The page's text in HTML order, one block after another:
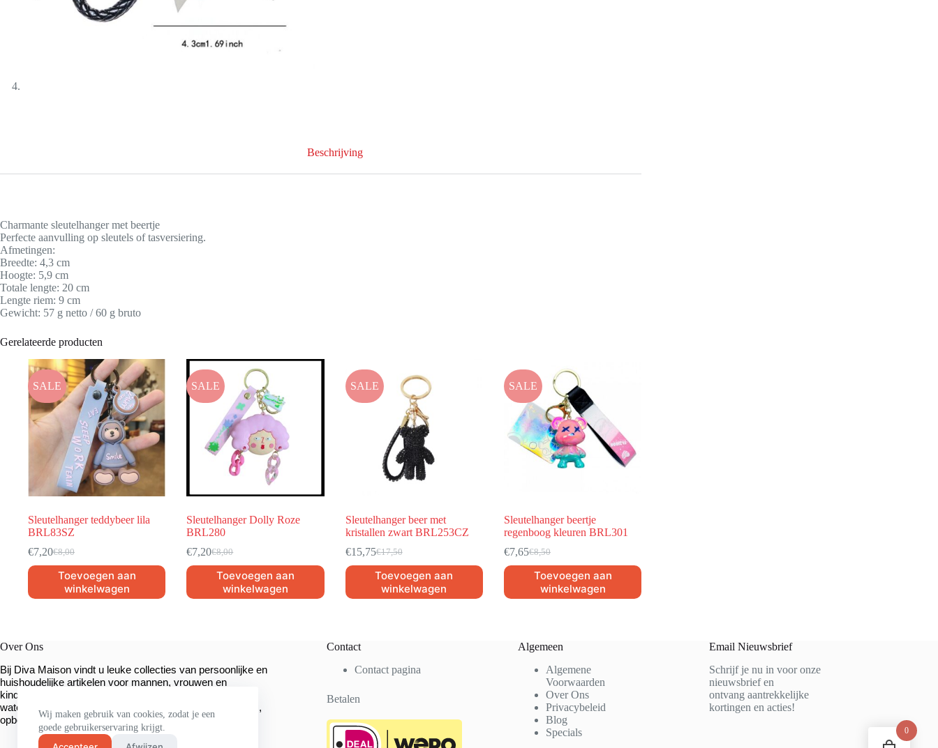
Wij maken gebruik van cookies, zodat je een
goede gebruikerservaring krijgt.
Beschrijving
Charmante sleutelhanger met beertje
Perfecte aanvulling op sleutels of tasversiering.
Afmetingen:
Breedte: 4,3 cm
Hoogte: 5,9 cm
Totale lengte: 20 cm
Lengte riem: 9 cm
Gewicht: 57 g netto / 60 g bruto
Gerelateerde producten
SALE
Sleutelhanger teddybeer lila
BRL83SZ
€8,00
€7,20
Toevoegen aan
winkelwagen
SALE
Sleutelhanger Dolly Roze
BRL280
€8,00
€7,20
Toevoegen aan
winkelwagen
SALE
Sleutelhanger beer met
kristallen zwart BRL253CZ
€17,50
€15,75
Toevoegen aan
winkelwagen
SALE
Sleutelhanger beertje
regenboog kleuren BRL301
€8,50
€7,65
Toevoegen aan
winkelwagen
Over Ons
Bij Diva Maison vindt u leuke collecties van persoonlijke en
huishoudelijke artikelen voor mannen, vrouwen en
kinderen. We hebben een breed assortiment sieraden,
waterflessen, mokken, unieke sleutelhangers, organizers,
opbergmanden en veel meer
Contact
Contact pagina
Betalen
Algemeen
Algemene
Voorwaarden
Over Ons
Privacybeleid
Blog
Specials
Email Nieuwsbrief
Schrijf je nu in voor onze
nieuwsbrief en
ontvang aantrekkelijke
kortingen en acties!
0